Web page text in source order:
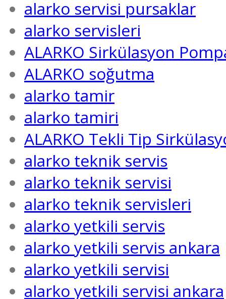
alarko servisi pursaklar
alarko servisleri
ALARKO Sirkülasyon
ALARKO soğutma
alarko tamir
alarko tamiri
ALARKO Tekli Tip
alarko teknik servis
alarko teknik servisi
alarko teknik servisleri
alarko yetkili servis
alarko yetkili servis ankara
alarko yetkili servisi
alarko yetkili servisi ankara